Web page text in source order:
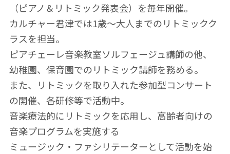
（ピアノ＆リトミック発表会）を毎年開催。
カルチャー君津では1歳～大人までのリトミックク
ラスを担当。
ピアチェーレ音楽教室ソルフェージュ講師の他、
幼稚園、保育園でのリトミック講師を務める。
また、リトミックを取り入れた参加型コンサート
の開催、各研修等で活動中。
音楽療法的にリトミックを応用し、高齢者向けの
音楽プログラムを実施する
ミュージック・ファシリテーターとして活動を始